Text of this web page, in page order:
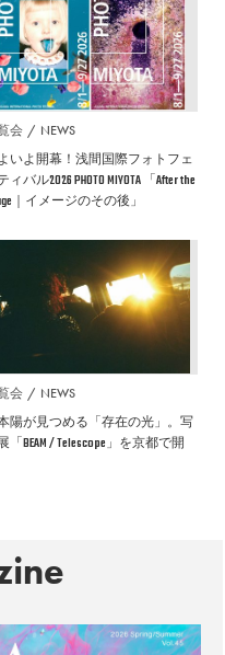
会 NEWS
いよ開幕！浅間国際フォトフェ
ィバル2026 PHOTO MIYOTA 「After the
｜イメージのその後」
会 NEWS
陽が見つめる「存在の光」。写
「BEAM / Telescope」を京都で開